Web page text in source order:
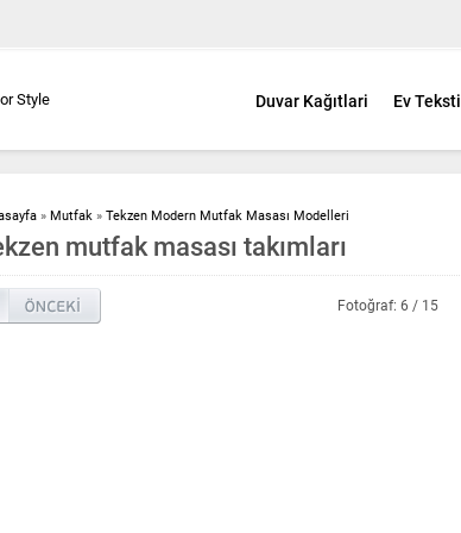
Duvar Kağıtlari Ev Tekstil
» Mutfak » Tekzen Modern Mutfak Masası Modelleri
mutfak masası takımları
Fotoğraf: 6 / 15